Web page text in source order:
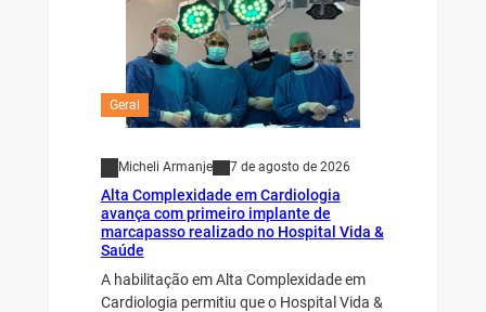
Geral
Micheli Armanje 7 de agosto de 2026
Alta Complexidade em Cardiologia
avança com primeiro implante de
marcapasso realizado no Hospital Vida &
Saúde
A habilitação em Alta Complexidade em
Cardiologia permitiu que o Hospital Vida &